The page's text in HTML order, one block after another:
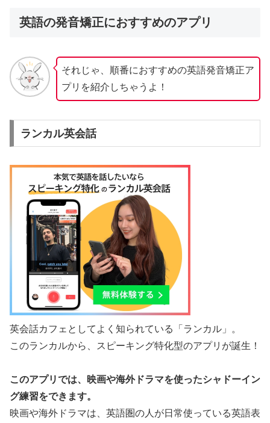
英語の発音矯正におすすめのアプリ
それじゃ、順番におすすめの英語発音矯正ア
プリを紹介しちゃうよ！
ランカル英会話
英会話カフェとしてよく知られている「ランカル」。
このランカルから、スピーキング特化型のアプリが誕生！
このアプリでは、映画や海外ドラマを使ったシャドーイン
グ練習をできます。
映画や海外ドラマは、英語圏の人が日常使っている英語表